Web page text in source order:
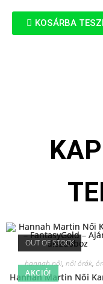
KOSÁRBA
OUT OF STOCK
AKCIÓ!
hannah női, női órák,
Hannah Martin Női